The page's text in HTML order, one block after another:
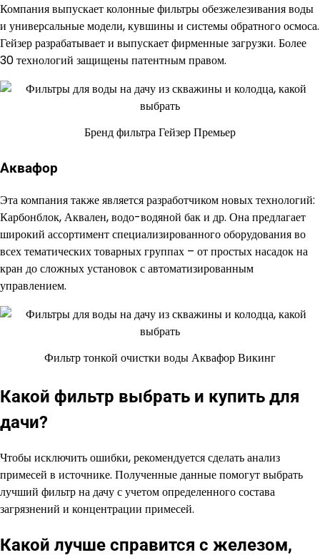
Компания выпускает колонные фильтры обезжелезивания воды
и универсальные модели, кувшины и системы обратного осмоса.
Гейзер разрабатывает и выпускает фирменные загрузки. Более
30 технологий защищены патентным правом.
Бренд фильтра Гейзер Премьер
Аквафор
Эта компания также является разработчиком новых технологий:
Карбонблок, Аквален, водо-водяной бак и др. Она предлагает
широкий ассортимент специализированного оборудования во
всех тематических товарных группах – от простых насадок на
кран до сложных установок с автоматизированным
управлением.
Фильтр тонкой очистки воды Аквафор Викинг
Какой фильтр выбрать и купить для
дачи?
Чтобы исключить ошибки, рекомендуется сделать анализ
примесей в источнике. Полученные данные помогут выбрать
лучший фильтр на дачу с учетом определенного состава
загрязнений и концентрации примесей.
Какой лучше справится с железом,